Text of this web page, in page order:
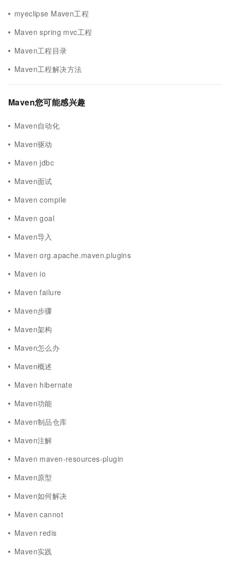
myeclipse Maven工程
Maven spring mvc工程
Maven工程目录
Maven工程解决方法
Maven您可能感兴趣
Maven自动化
Maven驱动
Maven jdbc
Maven面试
Maven compile
Maven goal
Maven导入
Maven org.apache.maven.plugins
Maven io
Maven failure
Maven步骤
Maven架构
Maven怎么办
Maven概述
Maven hibernate
Maven功能
Maven制品仓库
Maven注解
Maven maven-resources-plugin
Maven原型
Maven如何解决
Maven cannot
Maven redis
Maven实践